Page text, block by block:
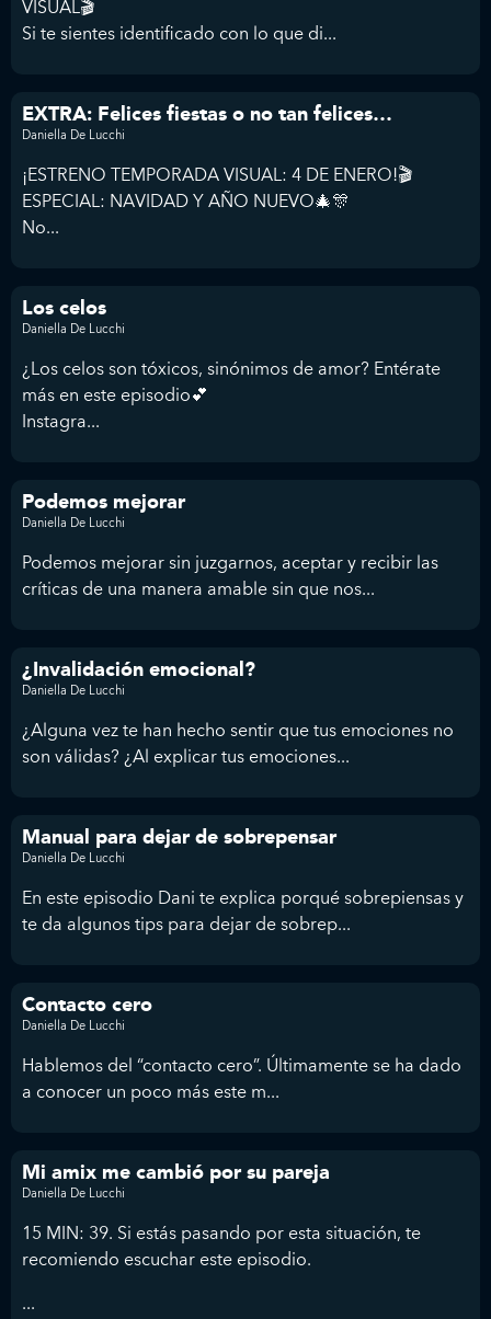
VISUAL🎬
Si te sientes identificado con lo que di...
EXTRA: Felices fiestas o no tan felices…
Daniella De Lucchi
¡ESTRENO TEMPORADA VISUAL: 4 DE ENERO!🎬
ESPECIAL: NAVIDAD Y AÑO NUEVO🎄🎊
No...
Los celos
Daniella De Lucchi
¿Los celos son tóxicos, sinónimos de amor? Entérate
más en este episodio💕
Instagra...
Podemos mejorar
Daniella De Lucchi
Podemos mejorar sin juzgarnos, aceptar y recibir las
críticas de una manera amable sin que nos...
¿Invalidación emocional?
Daniella De Lucchi
¿Alguna vez te han hecho sentir que tus emociones no
son válidas? ¿Al explicar tus emociones...
Manual para dejar de sobrepensar
Daniella De Lucchi
En este episodio Dani te explica porqué sobrepiensas y
te da algunos tips para dejar de sobrep...
Contacto cero
Daniella De Lucchi
Hablemos del “contacto cero”. Últimamente se ha dado
a conocer un poco más este m...
Mi amix me cambió por su pareja
Daniella De Lucchi
15 MIN: 39. Si estás pasando por esta situación, te
recomiendo escuchar este episodio.
...